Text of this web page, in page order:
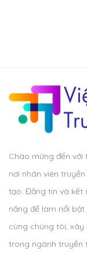
Chào mừng đến
nơi nhân viên
tạo. Đăng tin và kết
năng để làm nổi
cùng chúng tôi,
trong ngành truyền